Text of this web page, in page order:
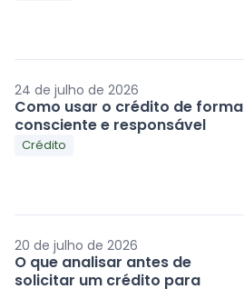
24 de julho de 2026
Como usar o crédito de forma
consciente e responsável
Crédito
20 de julho de 2026
O que analisar antes de
solicitar um crédito para